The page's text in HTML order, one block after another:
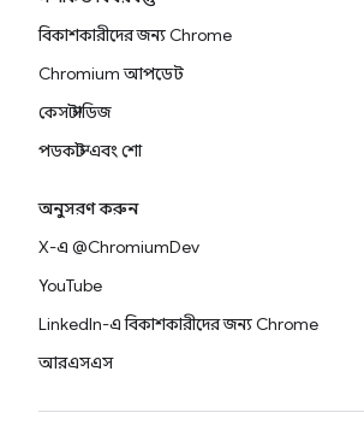
বিকাশকারীদের জন্য Chrome
Chromium আপডেট
কেস স্টাডিজ
পডকাস্ট এবং শো
অনুসরণ করুন
X-এ @ChromiumDev
YouTube
LinkedIn-এ বিকাশকারীদের জন্য Chrome
আরএসএস